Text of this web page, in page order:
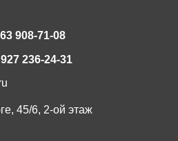
908-71-08
236-24-31
45/6, 2-ой этаж